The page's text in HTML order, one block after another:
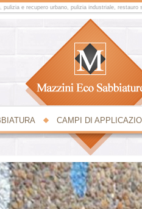
pulizia e recupero urbano, pulizia industriale,
CAMPI DI